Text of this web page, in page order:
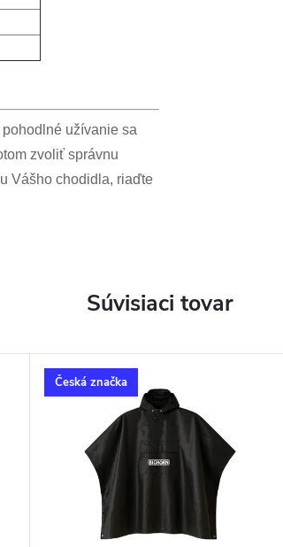
užívanie sa
zvoliť správnu
Vášho chodidla, riaďte
Súvisiaci tovar
Česká značka